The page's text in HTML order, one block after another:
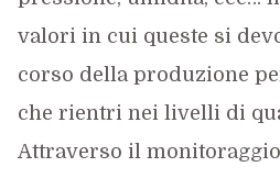
valori in cui queste si
corso della produzione
che rientri nei livelli di
Attraverso il